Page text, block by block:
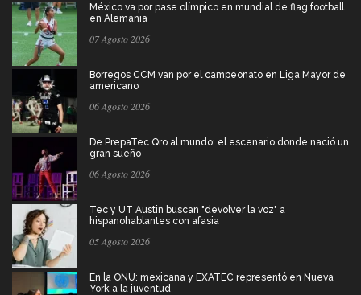
México va por pase olímpico en mundial de flag football
en Alemania
07 Agosto 2026
Borregos CCM van por el campeonato en Liga Mayor de
americano
06 Agosto 2026
De PrepaTec Qro al mundo: el escenario donde nació un
gran sueño
06 Agosto 2026
Tec y UT Austin buscan "devolver la voz" a
hispanohablantes con afasia
05 Agosto 2026
En la ONU: mexicana y EXATEC representó en Nueva
York a la juventud